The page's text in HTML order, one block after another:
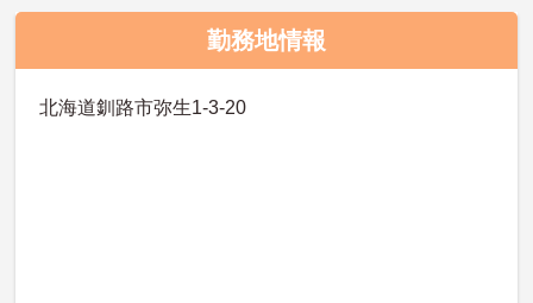
勤務地情報
北海道釧路市弥生1-3-20